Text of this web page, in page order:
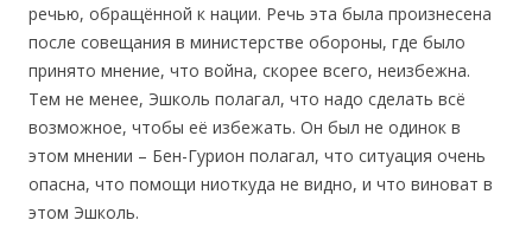
речью, обращённой к нации. Речь эта была произнесена
после совещания в министерстве обороны, где было
принято мнение, что война, скорее всего, неизбежна.
Тем не менее, Эшколь полагал, что надо сделать всё
возможное, чтобы её избежать. Он был не одинок в
этом мнении – Бен-Гурион полагал, что ситуация очень
опасна, что помощи ниоткуда не видно, и что виноват в
этом Эшколь.